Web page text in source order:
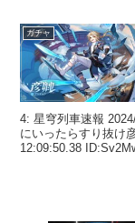
ガチャ
4: 星穹列車速報
にいったらすり抜け
12:09:50.38